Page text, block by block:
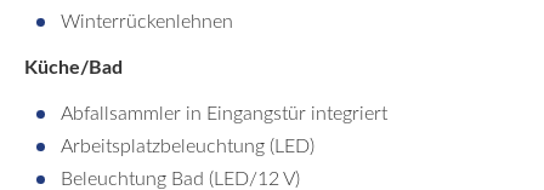
Winterrückenlehnen
Küche/Bad
Abfallsammler in Eingangstür integriert
Arbeitsplatzbeleuchtung (LED)
Beleuchtung Bad (LED/12 V)